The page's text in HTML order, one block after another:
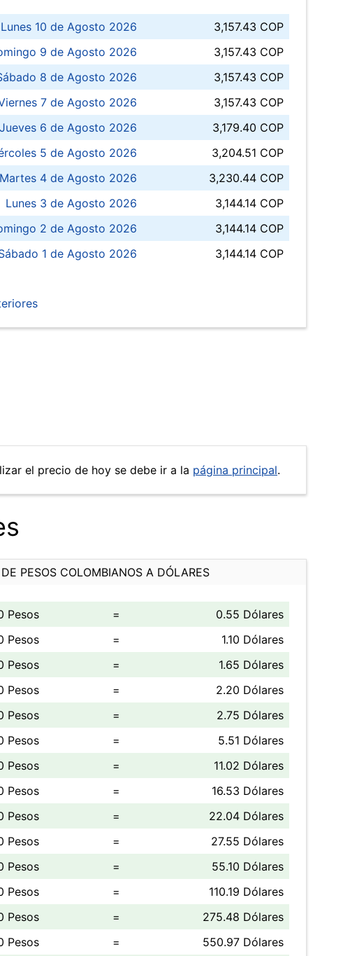
Lunes 10 de Agosto 2026
3,157.43 COP
9 de Agosto 2026
3,157.43 COP
8 de Agosto 2026
3,157.43 COP
7 de Agosto 2026
3,157.43 COP
Jueves 6 de Agosto 2026
3,179.40 COP
5 de Agosto 2026
3,204.51 COP
Martes 4 de Agosto 2026
3,230.44 COP
Lunes 3 de Agosto 2026
3,144.14 COP
2 de Agosto 2026
3,144.14 COP
1 de Agosto 2026
3,144.14 COP
el precio de hoy se debe ir a la página principal.
DE PESOS COLOMBIANOS A DÓLARES
Pesos =
0.55 Dólares
Pesos
=
1.10 Dólares
Pesos
=
1.65 Dólares
Pesos
=
2.20 Dólares
Pesos
=
2.75 Dólares
Pesos
=
5.51 Dólares
Pesos
=
11.02 Dólares
Pesos
=
16.53 Dólares
Pesos
=
22.04 Dólares
Pesos
=
27.55 Dólares
Pesos
=
55.10 Dólares
Pesos
=
110.19 Dólares
Pesos
=
275.48 Dólares
Pesos
= 550.97 Dólares